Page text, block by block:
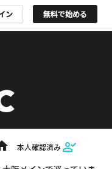
ン 無料で始める
本人確認済み